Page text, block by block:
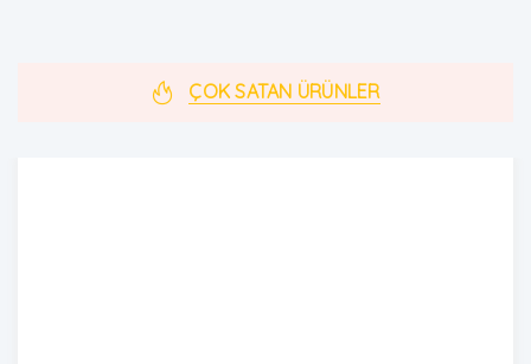
ÇOK SATAN ÜRÜNLER